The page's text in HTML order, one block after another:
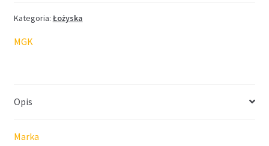
Kategoria: Łożyska
MGK
Opis
Marka